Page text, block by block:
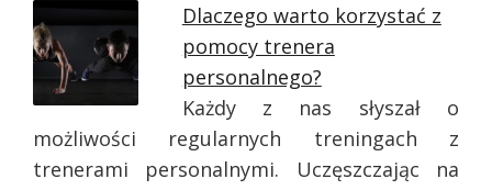
Dlaczego warto korzystać z
pomocy trenera
personalnego?
Każdy z nas słyszał o
możliwości regularnych treningach z
trenerami personalnymi. Uczęszczając na